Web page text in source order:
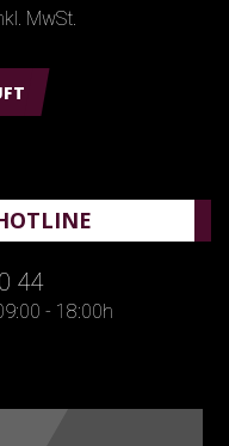
MwSt.
44
- 18:00h